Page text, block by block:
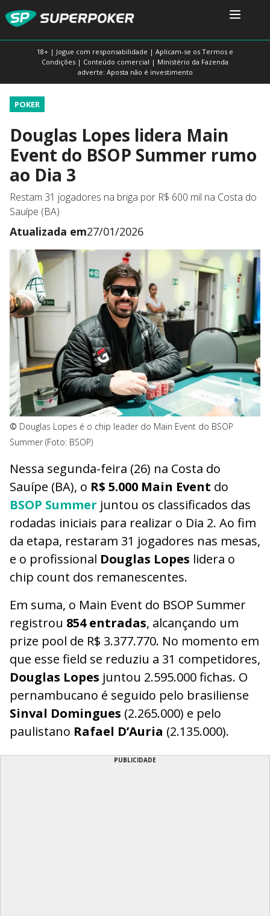
18+ | Jogue com responsabilidade | Aplicam-se os Termos e
Condições | Conteúdo comercial | Ministério da Fazenda
adverte: Aposta não é investimento
POKER
Douglas Lopes lidera Main
Event do BSOP Summer rumo
ao Dia 3
Restam 31 jogadores na briga por R$ 600 mil na Costa do
Sauípe (BA)
Atualizada em27/01/2026
© Douglas Lopes é o chip leader do Main Event do BSOP
Summer (Foto: BSOP)
Nessa segunda-feira (26) na Costa do
Sauípe (BA), o R$ 5.000 Main Event do
BSOP Summer juntou os classificados das
rodadas iniciais para realizar o Dia 2. Ao fim
da etapa, restaram 31 jogadores nas mesas,
e o profissional Douglas Lopes lidera o
chip count dos remanescentes.
Em suma, o Main Event do BSOP Summer
registrou 854 entradas, alcançando um
prize pool de R$ 3.377.770. No momento em
que esse field se reduziu a 31 competidores,
Douglas Lopes juntou 2.595.000 fichas. O
pernambucano é seguido pelo brasiliense
Sinval Domingues (2.265.000) e pelo
paulistano Rafael D’Auria (2.135.000).
PUBLICIDADE